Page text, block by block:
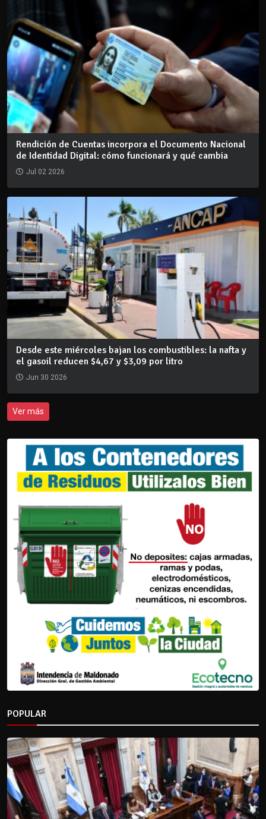
Rendición de Cuentas incorpora el Documento Nacional
de Identidad Digital: cómo funcionará y qué cambia
Jul 02 2026
Desde este miércoles bajan los combustibles: la nafta y
el gasoil reducen $4,67 y $3,09 por litro
Jun 30 2026
Ver más
POPULAR